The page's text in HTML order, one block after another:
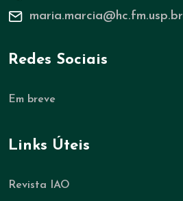
maria.marcia@hc.fm.usp.br
Redes Sociais
Em breve
Links Úteis
Revista IAO